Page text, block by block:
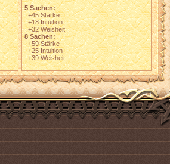
5 Sachen:
+45 Stärke
+18 Intuition
+32 Weisheit
8 Sachen:
+59 Stärke
+25 Intuition
+39 Weisheit